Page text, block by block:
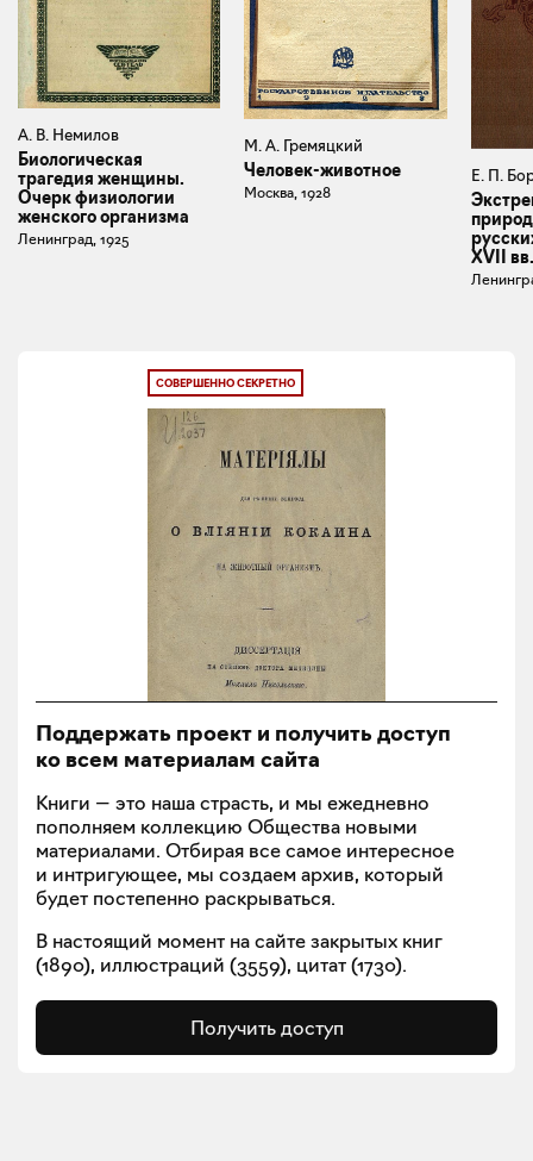
А. В. Немилов
Биологическая
трагедия женщины.
Очерк физиологии
женского организма
Ленинград, 1925
М. А. Гремяцкий
Человек-животное
Москва, 1928
Е. П.
XVII вв.
СОВЕРШЕННО СЕКРЕТНО
Поддержать проект и получить доступ
ко всем материалам сайта
Книги — это наша страсть, и мы ежедневно
пополняем коллекцию Общества новыми
материалами. Отбирая все самое интересное
и интригующее, мы создаем архив, который
будет постепенно раскрываться.
В настоящий момент на сайте закрытых книг
(1890), иллюстраций (3559), цитат (1730).
Получить доступ